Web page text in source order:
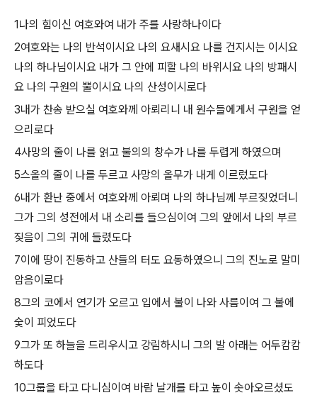
1나의 힘이신 여호와여 내가 주를 사랑하나이다
2여호와는 나의 반석이시요 나의 요새시요 나를 건지시는 이시요
나의 하나님이시요 내가 그 안에 피할 나의 바위시요 나의 방패시
요 나의 구원의 뿔이시요 나의 산성이시로다
3내가 찬송 받으실 여호와께 아뢰리니 내 원수들에게서 구원을 얻
으리로다
4사망의 줄이 나를 얽고 불의의 창수가 나를 두렵게 하였으며
5스올의 줄이 나를 두르고 사망의 올무가 내게 이르렀도다
6내가 환난 중에서 여호와께 아뢰며 나의 하나님께 부르짖었더니
그가 그의 성전에서 내 소리를 들으심이여 그의 앞에서 나의 부르
짖음이 그의 귀에 들렸도다
7이에 땅이 진동하고 산들의 터도 요동하였으니 그의 진노로 말미
암음이로다
8그의 코에서 연기가 오르고 입에서 불이 나와 사름이여 그 불에
숯이 피었도다
9그가 또 하늘을 드리우시고 강림하시니 그의 발 아래는 어두캄캄
하도다
10그룹을 타고 다니심이여 바람 날개를 타고 높이 솟아오르셨도